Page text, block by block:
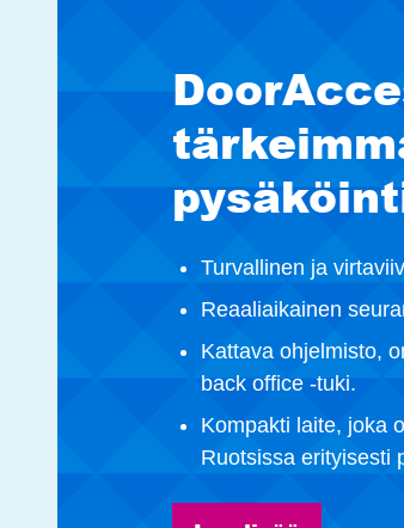
Turvallinen ja
Reaaliaikainen
Kattava ohjelmisto,
back office -tuki.
Kompakti laite, joka
Ruotsissa erityisesti